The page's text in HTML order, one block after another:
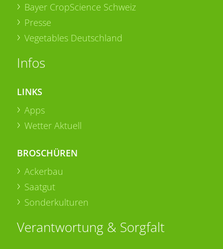
Bayer CropScience Schweiz
Presse
Vegetables Deutschland
Infos
LINKS
Apps
Wetter Aktuell
BROSCHÜREN
Ackerbau
Saatgut
Sonderkulturen
Verantwortung & Sorgfalt